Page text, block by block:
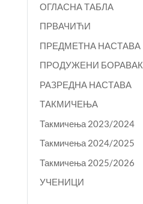
ОГЛАСНА ТАБЛА
ПРВАЧИЋИ
ПРЕДМЕТНА НАСТАВА
ПРОДУЖЕНИ БОРАВАК
РАЗРЕДНА НАСТАВА
ТАКМИЧЕЊА
Такмичења 2023/2024
Такмичења 2024/2025
Такмичења 2025/2026
УЧЕНИЦИ